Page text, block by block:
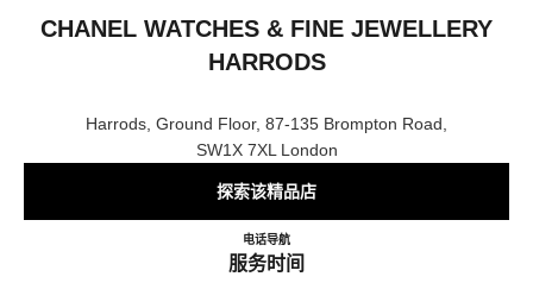
CHANEL WATCHES & FINE JEWELLERY
HARRODS
Harrods, Ground Floor, 87-135 Brompton Road,
SW1X 7XL London
探索该精品店
电话2071736495
导航CHANEL WATCHES & FINE
服务时间